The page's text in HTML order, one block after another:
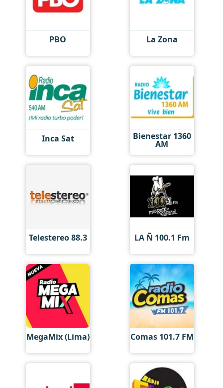
PBO La Zona
Inca Sat Bienestar 1360
AM
Telestereo 88.3 LA Ñ 100.1 Fm
MegaMix (Lima) Comas 101.7 FM